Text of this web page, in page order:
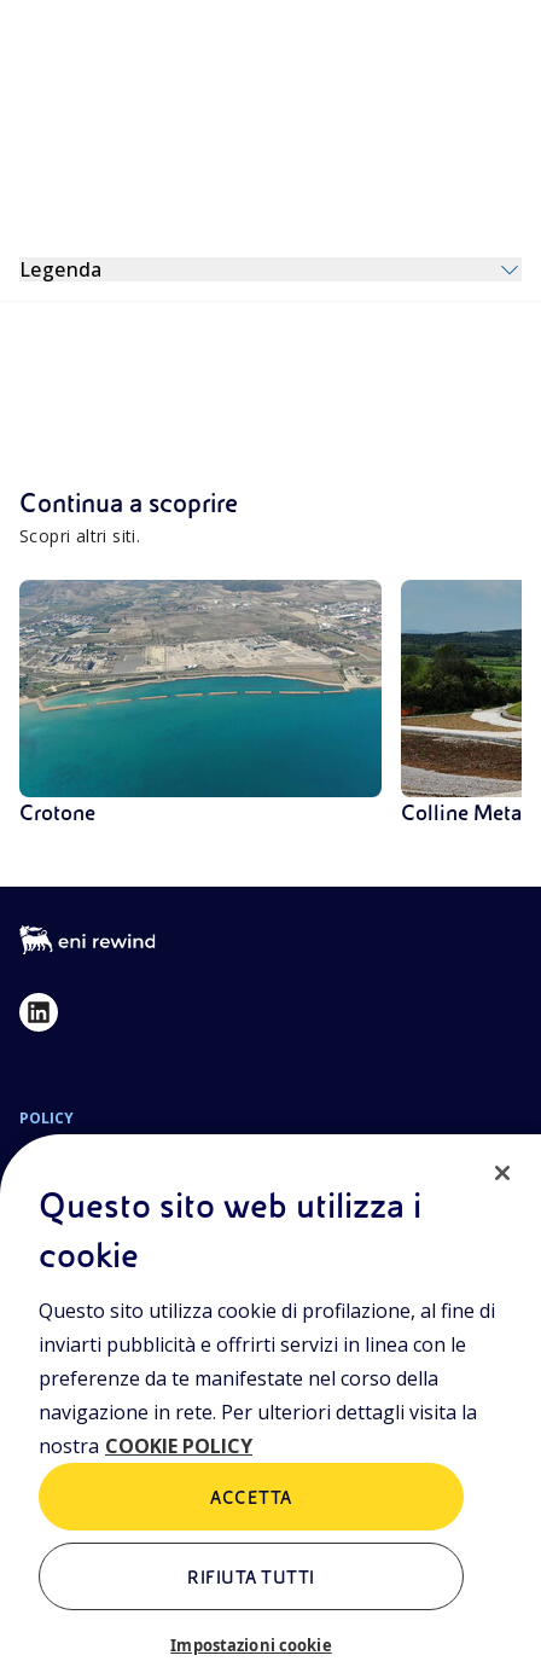
Legenda
Continua a scoprire
Scopri altri siti.
Crotone Colline
POLICY
Cookie Policy
Sede Legale
Viale Alcide de Gasperi, 2, 20097 San Donato Milanese (MI)
Capitale sociale deliberato il 15/09/2023
€ 101.755.495,30 i.v.
C. Fiscale e numero d’iscrizione Registro Imprese di Milano-
Monza-Brianza-Lodi n.
09702540155
ALTRI LINK
Chi siamo Contatti
Il sistema di gestione delle
Questo sito web utilizza i
cookie
Questo sito utilizza cookie di profilazione, al fine di
inviarti pubblicità e offrirti servizi in linea con le
preferenze da te manifestate nel corso della
navigazione in rete. Per ulteriori dettagli visita la
nostra COOKIE POLICY
Impostazioni cookie
RIFIUTA TUTTI
ACCETTA